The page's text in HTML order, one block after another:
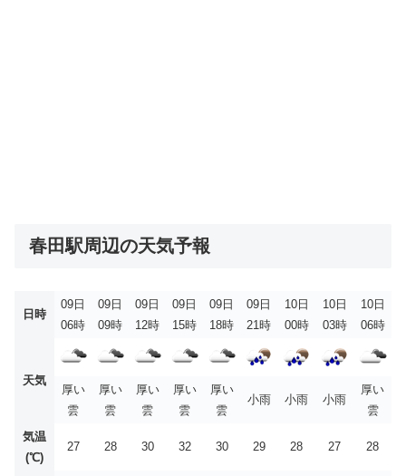
春田駅周辺の天気予報
日時
09日
06時
09日
09時
09日
12時
09日
15時
09日
18時
09日
21時
10日
00時
10日
03時
10日
06時
天気
厚い
雲
厚い
雲
厚い
雲
厚い
雲
厚い
雲
小雨 小雨 小雨
厚い
雲
気温
(℃)
27 28 30 32 30 29 28 27 28